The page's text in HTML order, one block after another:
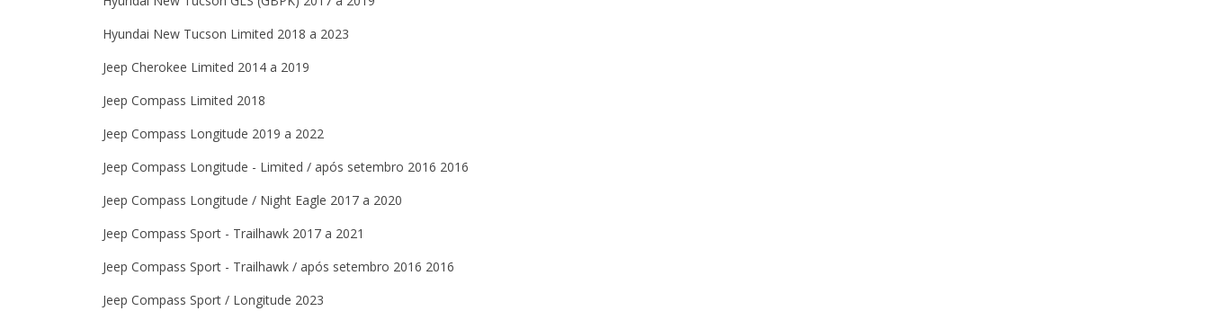
Hyundai New Tucson Limited 2018 a 2023
Jeep Cherokee Limited 2014 a 2019
Jeep Compass Limited 2018
Jeep Compass Longitude 2019 a 2022
Jeep Compass Longitude - Limited / após setembro 2016 2016
Jeep Compass Longitude / Night Eagle 2017 a 2020
Jeep Compass Sport - Trailhawk 2017 a 2021
Jeep Compass Sport - Trailhawk / após setembro 2016 2016
Jeep Compass Sport / Longitude 2023